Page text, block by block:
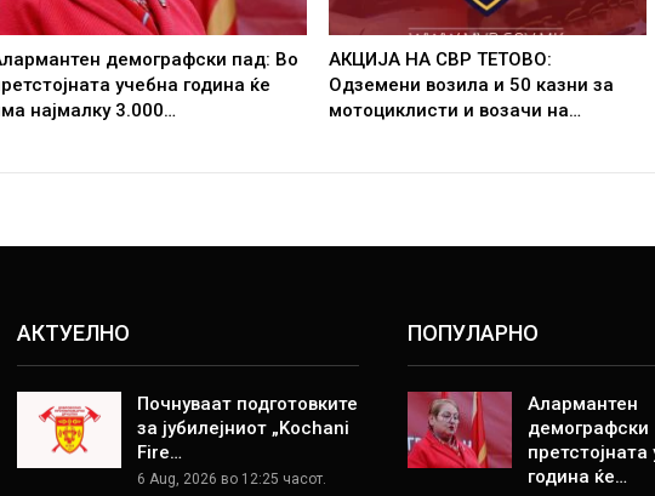
демографски пад: Во
учебна година ќе
најмалку 3.000…
АКЦИЈА НА СВР ТЕТОВО:
Одземени возила и 50 казни за
мотоциклисти и возачи на…
АКТУЕЛНО
Почнуваат подготовките
за јубилејниот „Kochani
Fire…
6 Aug, 2026 во 12:25 часот.
ПОПУЛАРНО
Алармантен
демографски
претстојната
година ќе…